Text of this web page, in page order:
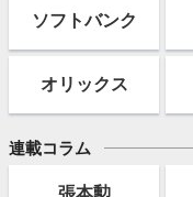
ソフトバンク
オリックス
連載コラム
張本勲